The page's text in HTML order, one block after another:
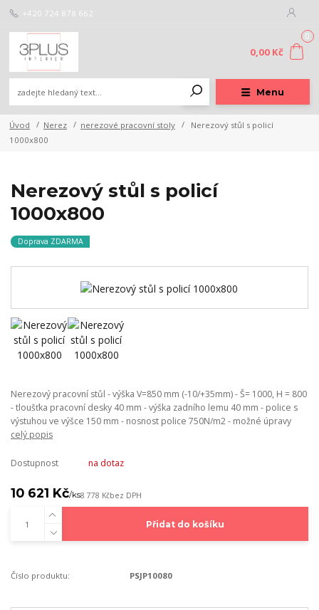
Menu
+420 724 878 662
0
0,00 Kč
Úvod Nerez nerezové pracovní stoly
Nerezový stůl s policí
1000x800
Nerezový stůl s policí
1000x800
Doprava ZDARMA
Nerezový pracovní stůl - výška V=850 mm (-10/+35mm) - Š= 1000, H = 800
- tloušťka pracovní desky 40 mm - výška zadního lemu 40 mm - police s
výstuhou ve výšce 150 mm - nosnost police 750N/m2 - možné úpravy
celý popis
Dostupnost na dotaz
10 621 Kč/ks8 778 Kčbez DPH
Přidat do košíku
Číslo produktu: PSJP10080